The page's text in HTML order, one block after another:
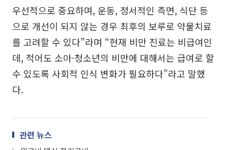
우선적으로 중요하며, 운동, 정서적인 측면, 식단 등
으로 개선이 되지 않는 경우 최후의 보루로 약물치료
를 고려할 수 있다”라며 “현재 비만 진료는 비급여인
데, 적어도 소아·청소년의 비만에 대해서는 급여로 할
수 있도록 사회적 인식 변화가 필요하다”라고 말했
다.
관련 뉴스